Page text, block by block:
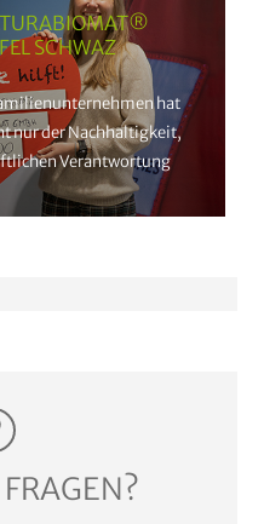
SCHWAZ
hat
nur der Nachhaltigkeit,
Verantwortung
haben wir die Tafel
unterstützt, um